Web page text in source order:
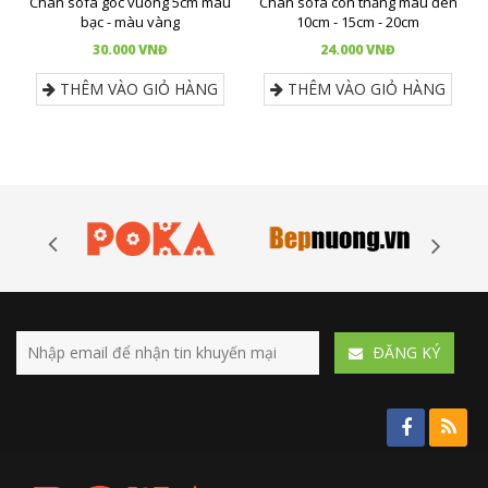
bạc - màu vàng
30.000 VNĐ
THÊM VÀO GIỎ HÀNG
10cm - 15cm - 20cm
24.000 VNĐ
THÊM VÀO GIỎ HÀNG
ÐĂNG KÝ